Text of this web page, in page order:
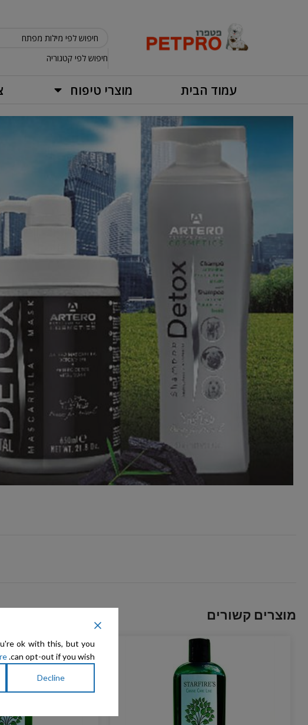
חיפוש לפי קטגוריה
עמוד הבית מוצרי טיפוח
מוצרים קשורים
ok with this, but you
can opt-out if you wish.
Decline